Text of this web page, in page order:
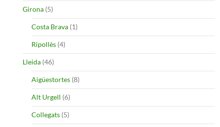
Girona (5)
Costa Brava (1)
Ripollès (4)
Lleida (46)
Aigüestortes (8)
Alt Urgell (6)
Collegats (5)